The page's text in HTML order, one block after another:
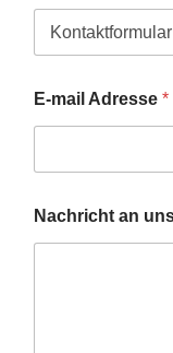
E-mail Adresse *
Nachricht an